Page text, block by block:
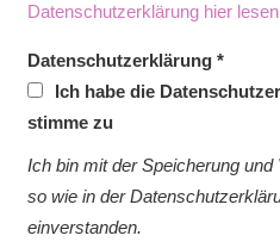
Datenschutzerklärung hier lesen
Datenschutzerklärung*
Ich habe die
stimme zu
Ich bin mit der Speicherung und
so wie in der
einverstanden.